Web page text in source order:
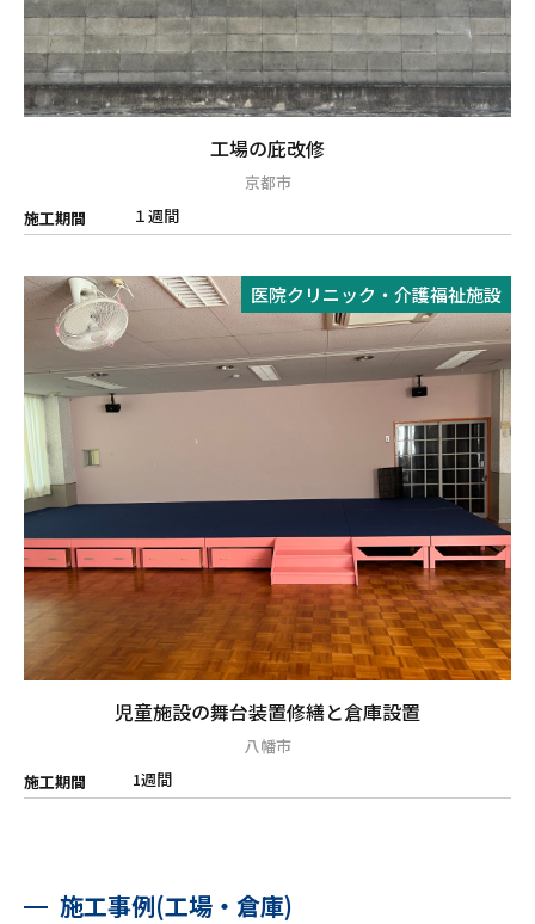
工場の庇改修
京都市
施工期間
１週間
医院クリニック・介護福祉施設
児童施設の舞台装置修繕と倉庫設置
八幡市
施工期間
1週間
施工事例(工場・倉庫)